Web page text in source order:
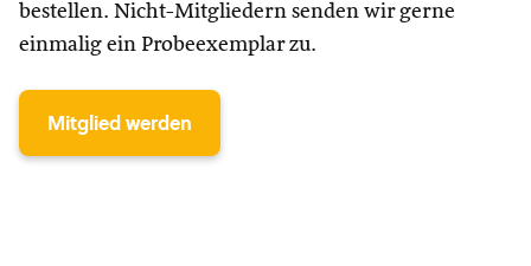
bestellen. Nicht-Mitgliedern senden wir gerne
einmalig ein Probeexemplar zu.
Mitglied werden